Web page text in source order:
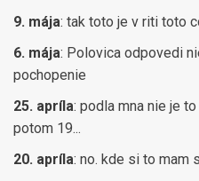
9. mája: tak toto je v riti toto
6. mája: Polovica odpovedi
pochopenie
25. apríla: podla mna nie je
potom 19...
20. apríla: no. kde si to mam